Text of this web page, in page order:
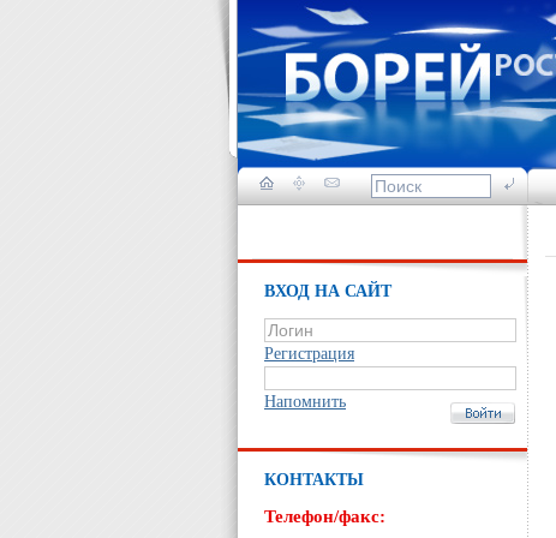
ВХОД НА САЙТ
Регистрация
Напомнить
КОНТАКТЫ
Телефон/факс: